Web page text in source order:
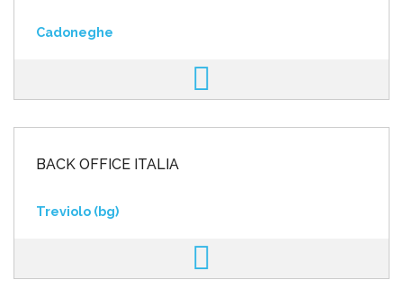
Cadoneghe
BACK OFFICE ITALIA
Treviolo (bg)